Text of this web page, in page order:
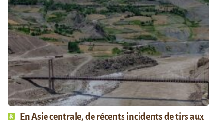
En Asie centrale, de récents incidents de tirs aux